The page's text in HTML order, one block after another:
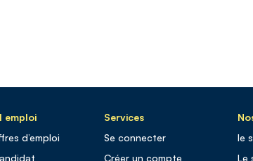
emploi
d’emploi
Services
Se connecter
Créer un compte
le
Le